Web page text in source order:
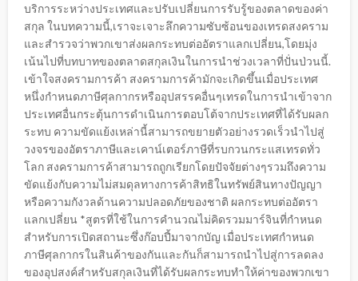
บริการระหว่างประเทศและปรับเปลี่ยนการรับรู้ของตลาดของค่า
สกุล ในบทความนี้,เราจะเจาะลึกความซับซ้อนของเทรดสงคราม
และสำรวจว่าพวกเขาส่งผลกระทบต่ออัตราแลกเปลี่ยน,โดยมุ่ง
เน้นไปที่บทบาทของตลาดสกุลเงินในการนำช่วงเวลาที่ปั่นป่วนนี้.
เข้าใจสงครามการค้า สงครามการค้ามักจะเกิดขึ้นเมื่อประเทศ
หนึ่งกำหนดภาษีศุลกากรหรืออุปสรรคอื่นๆเทรดในการนำเข้าจาก
ประเทศอื่นกระตุ้นการดำเนินการตอบโต้จากประเทศที่ได้รับผลก
ระทบ ความขัดแย้งเหล่านี้สามารถขยายตัวอย่างรวดเร็วนำไปสู่
วงจรของอัตราภาษีและเคาน์เตอร์ภาษีที่รบกวนกระแสเทรดทั่ว
โลก สงครามการค้าสามารถถูกเรียกโดยปัจจัยต่างๆรวมถึงความ
ขัดแย้งกับความไม่สมดุลทางการค้าสิทธิในทรัพย์สินทางปัญญา
หรือความกังวลด้านความปลอดภัยของชาติ ผลกระทบต่ออัตรา
แลกเปลี่ยน *สูตรที่ใช้ในการคำนวณไม่คิดรวมมาร์จินที่กำหนด
สำหรับการเปิดสถานะซึ่งก๊อบปี้มาจากบัญ เมื่อประเทศกำหนด
ภาษีศุลกากรในสินค้าของกันและกันก็สามารถนำไปสู่การลดลง
ของอุปสงค์สำหรับสกุลเงินที่ได้รับผลกระทบทำให้ค่าของพวกเขา